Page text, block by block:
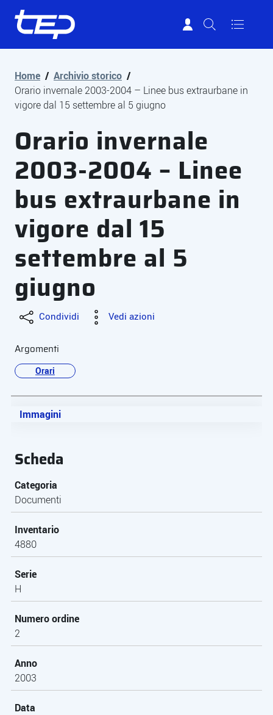
Tep - Trasporti pubblici Parma
Home / Archivio storico /
Orario invernale 2003-2004 – Linee bus extraurbane in
vigore dal 15 settembre al 5 giugno
Orario invernale
2003-2004 – Linee
bus extraurbane in
vigore dal 15
settembre al 5
giugno
Condividi Vedi azioni
Argomenti
Orari
Scheda
Categoria
Documenti
Inventario
4880
Serie
H
Numero ordine
2
Anno
2003
Data
Immagini